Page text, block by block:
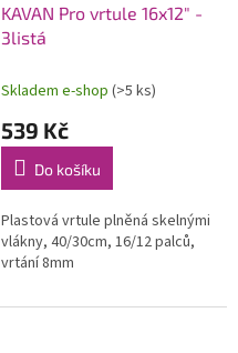
KAVAN Pro vrtule 16x12" -
3listá
Skladem e-shop (>5 ks)
539 Kč
Do košíku
Plastová vrtule plněná skelnými
vlákny, 40/30cm, 16/12 palců,
vrtání 8mm